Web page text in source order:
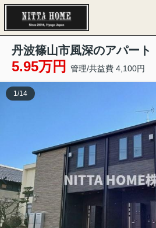
丹波篠山市風深のアパート
5.95万円 管理/共益費 4,100円
1/14